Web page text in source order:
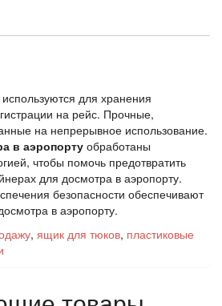
для хранения
на рейс. Прочные,
на непрерывное использование.
в аэропорту обработаны
чтобы помочь предотвратить
для досмотра в аэропорту.
безопасности обеспечивают
в аэропорту.
, ящик для тюков, пластиковые